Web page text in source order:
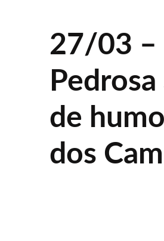
27/03 –
de
dos